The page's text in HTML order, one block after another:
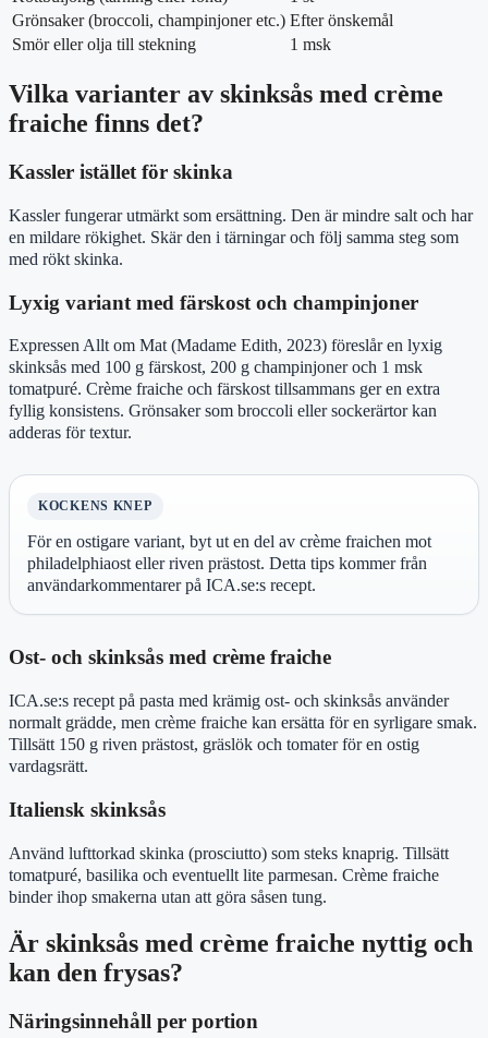
Grönsaker (broccoli, champinjoner etc.) Efter önskemål
Smör eller olja till stekning
1 msk
Vilka varianter av skinksås med crème
fraiche finns det?
Kassler istället för skinka
Kassler fungerar utmärkt som ersättning. Den är mindre salt och har
en mildare rökighet. Skär den i tärningar och följ samma steg som
med rökt skinka.
Lyxig variant med färskost och champinjoner
Expressen Allt om Mat (Madame Edith, 2023) föreslår en lyxig
skinksås med 100 g färskost, 200 g champinjoner och 1 msk
tomatpuré. Crème fraiche och färskost tillsammans ger en extra
fyllig konsistens. Grönsaker som broccoli eller sockerärtor kan
adderas för textur.
KOCKENS KNEP
För en ostigare variant, byt ut en del av crème fraichen mot
philadelphiaost eller riven prästost. Detta tips kommer från
användarkommentarer på ICA.se:s recept.
Ost- och skinksås med crème fraiche
ICA.se:s recept på pasta med krämig ost- och skinksås använder
normalt grädde, men crème fraiche kan ersätta för en syrligare smak.
Tillsätt 150 g riven prästost, gräslök och tomater för en ostig
vardagsrätt.
Italiensk skinksås
Använd lufttorkad skinka (prosciutto) som steks knaprig. Tillsätt
tomatpuré, basilika och eventuellt lite parmesan. Crème fraiche
binder ihop smakerna utan att göra såsen tung.
Är skinksås med crème fraiche nyttig och
kan den frysas?
Näringsinnehåll per portion